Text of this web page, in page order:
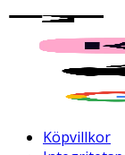
Köpvillkor